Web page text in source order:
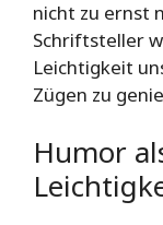
nicht zu ernst
Schriftsteller
Leichtigkeit
Zügen zu
Humor